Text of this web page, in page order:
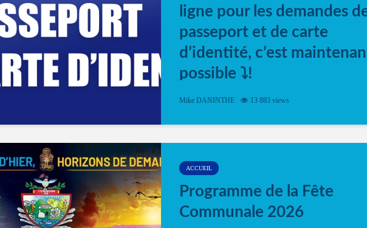
ligne pour les demandes
passeport et de carte
d’identité, c’est
possible ⤵️!
Désormais, il est possible de prendre rendez-
Mike DANINTHE 13 883 views
ACCUEIL
Programme de la Fête
Communale 2026